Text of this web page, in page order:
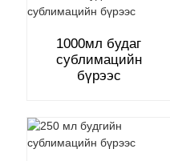
1000мл будаг
сублимацийн
бүрээс